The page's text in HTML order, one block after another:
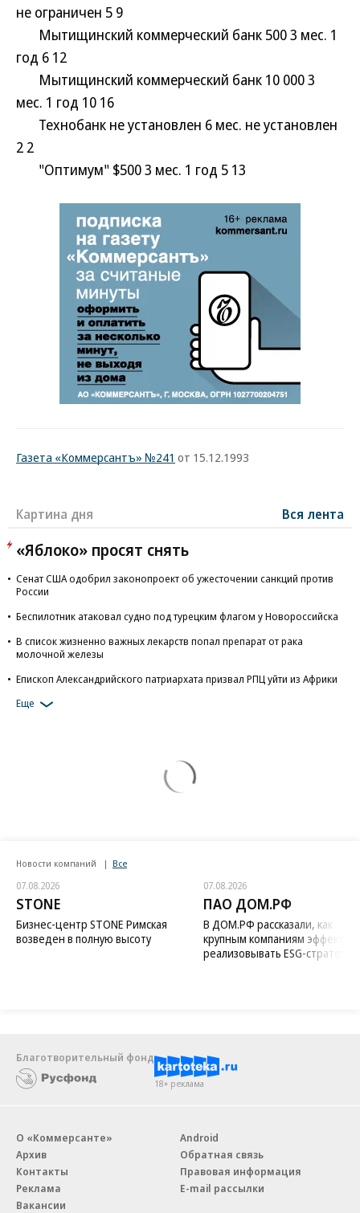
не ограничен 5 9
Мытищинский коммерческий банк 500 3 мес. 1
год 6 12
Мытищинский коммерческий банк 10 000 3
мес. 1 год 10 16
Технобанк не установлен 6 мес. не установлен
2 2
"Оптимум" $500 3 мес. 1 год 5 13
Газета «Коммерсантъ» №241 от 15.12.1993
Картина дня Вся лента
«Яблоко» просят снять
Сенат США одобрил законопроект об ужесточении санкций против
России
Беспилотник атаковал судно под турецким флагом у Новороссийска
В список жизненно важных лекарств попал препарат от рака
молочной железы
Епископ Александрийского патриархата призвал РПЦ уйти из Африки
Еще
Новости компаний Все
07.08.2026
STONE
Бизнес-центр STONE Римская
возведен в полную высоту
07.08.2026
ПАО ДОМ.РФ
В ДОМ.РФ рассказали, как
крупным компаниям
реализовывать ESG-стратегию
Благотворительный фонд
18+ реклама
О «Коммерсанте»
Архив
Контакты
Реклама
Вакансии
Android
Обратная связь
Правовая информация
E-mail рассылки